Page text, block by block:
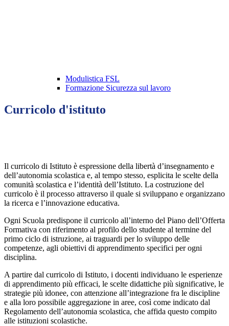
Modulistica FSL
Formazione Sicurezza sul lavoro
Curricolo d'istituto
Il curricolo di Istituto è espressione della libertà d’insegnamento e
dell’autonomia scolastica e, al tempo stesso, esplicita le scelte della
comunità scolastica e l’identità dell’Istituto. La costruzione del
curricolo è il processo attraverso il quale si sviluppano e organizzano
la ricerca e l’innovazione educativa.
Ogni Scuola predispone il curricolo all’interno del Piano dell’Offerta
Formativa con riferimento al profilo dello studente al termine del
primo ciclo di istruzione, ai traguardi per lo sviluppo delle
competenze, agli obiettivi di apprendimento specifici per ogni
disciplina.
A partire dal curricolo di Istituto, i docenti individuano le esperienze
di apprendimento più efficaci, le scelte didattiche più significative, le
strategie più idonee, con attenzione all’integrazione fra le discipline
e alla loro possibile aggregazione in aree, così come indicato dal
Regolamento dell’autonomia scolastica, che affida questo compito
alle istituzioni scolastiche.